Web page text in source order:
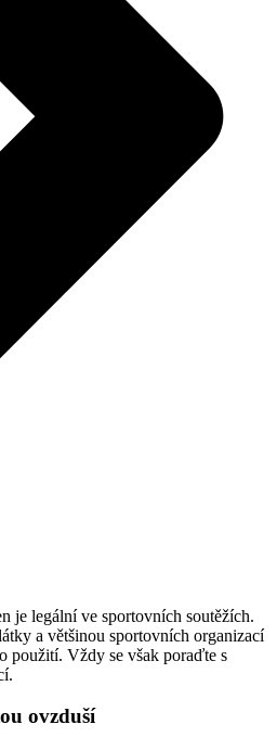
je legální ve sportovních soutěžích.
a většinou sportovních organizací
použití. Vždy se však poraďte s
ovzduší